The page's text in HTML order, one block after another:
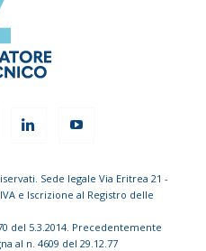
Sede legale Via Eritrea 21 -
e Iscrizione al Registro delle
del 5.3.2014. Precedentemente
al n. 4609 del 29.12.77